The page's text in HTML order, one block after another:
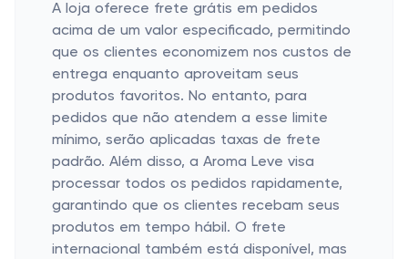
A loja oferece frete grátis em pedidos
acima de um valor especificado, permitindo
que os clientes economizem nos custos de
entrega enquanto aproveitam seus
produtos favoritos. No entanto, para
pedidos que não atendem a esse limite
mínimo, serão aplicadas taxas de frete
padrão. Além disso, a Aroma Leve visa
processar todos os pedidos rapidamente,
garantindo que os clientes recebam seus
produtos em tempo hábil. O frete
internacional também está disponível, mas